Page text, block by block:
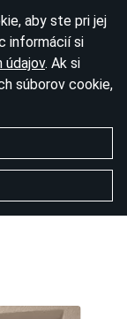
aby ste pri jej
informácií si
údajov. Ak si
súborov cookie,